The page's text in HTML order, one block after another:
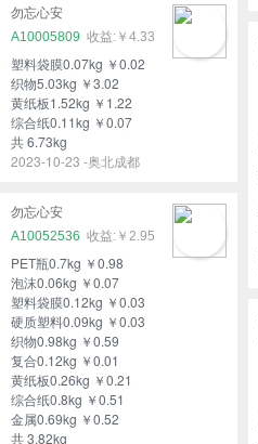
勿忘心安
A10005809
￥4.33
塑料袋膜0.07kg ￥0.02
织物5.03kg ￥3.02
黄纸板1.52kg ￥1.22
综合纸0.11kg ￥0.07
共 6.73kg
2023-10-23 -奥北成都
勿忘心安
A10052536
￥2.95
PET瓶0.7kg ￥0.98
泡沫0.06kg ￥0.07
塑料袋膜0.12kg ￥0.03
硬质塑料0.09kg ￥0.03
织物0.98kg ￥0.59
复合0.12kg ￥0.01
黄纸板0.26kg ￥0.21
综合纸0.8kg ￥0.51
金属0.69kg ￥0.52
共 3.82kg